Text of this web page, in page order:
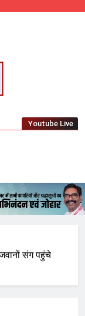
Leading Local
Youtube Live
संग पहुंचे